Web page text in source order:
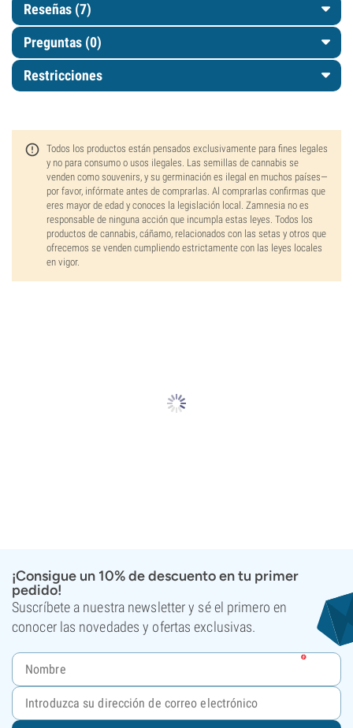
Reseñas (7)
Preguntas (0)
Restricciones
Todos los productos están pensados exclusivamente para fines legales
y no para consumo o usos ilegales. Las semillas de cannabis se
venden como souvenirs, y su germinación es ilegal en muchos países—
por favor, infórmate antes de comprarlas. Al comprarlas confirmas que
eres mayor de edad y conoces la legislación local. Zamnesia no es
responsable de ninguna acción que incumpla estas leyes. Todos los
productos de cannabis, cáñamo, relacionados con las setas y otros que
ofrecemos se venden cumpliendo estrictamente con las leyes locales
en vigor.
¡Consigue un 10% de descuento en tu primer
pedido!
Suscríbete a nuestra newsletter y sé el primero en
conocer las novedades y ofertas exclusivas.